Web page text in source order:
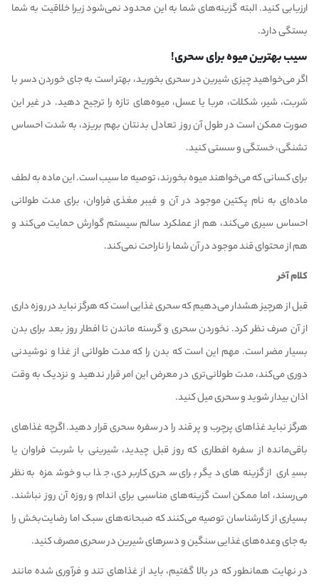
ارزیابی کنید. البته گزینه‌های شما به این محدود نمی‌شود زیرا خلاقیت به شما
بستگی دارد.
سیب بهترین میوه برای سحری!
اگر می‌خواهید چیزی شیرین در سحری بخورید، بهتر است به جای خوردن دسر با
شربت، شیر، شکلات، مربا یا عسل، میوه‌های تازه را ترجیح دهید. در غیر این
صورت ممکن است در طول آن روز تعادل بدنتان بهم بریزد، به شدت احساس
تشنگی، خستگی و سستی کنید.
برای کسانی که می‌خواهند میوه بخورند، توصیه ما سیب است. این ماده به لطف
ماده‌ای به نام پکتین موجود در آن و فیبر مغذی فراوان، برای مدت طولانی
احساس سیری می‌کند، هم از عملکرد سالم سیستم گوارش حمایت می‌کند و
هم از محتوای قند موجود در آن شما را ناراحت نمی‌کند.
کلام آخر
قبل از هرچیز هشدار می‌دهیم که سحری غذایی است که هرگز نباید در روزه داری
از آن صرف نظر کرد. نخوردن سحری و گرسنه ماندن تا افطار روز بعد برای بدن
بسیار مضر است. مهم این است که بدن را که مدت طولانی از غذا و نوشیدنی
دوری می‌کند، مدت طولانی‌تری در معرض این امر قرار ندهید و نزدیک به وقت
اذان بیدار شوید و سحری میل کنید.
هرگز نباید غذا‌های پرچرب و پر قند را در سفره سحری قرار دهید. اگرچه غذا‌های
باقی‌مانده از سفره افطاری که روز قبل چیدید، شیرینی با شربت فراوان یا
بسیاری از گزینه‌های دیگر برای سحری کاربردی، جذاب و خوشمزه به نظر
می‌رسند، اما ممکن است گزینه‌های مناسبی برای اندام و روزه آن روز نباشند.
بسیاری از کارشناسان توصیه می‌کنند که صبحانه‌های سبک اما رضایت‌بخش را
به جای وعده‌های غذایی سنگین و دسر‌های شیرین در سحری مصرف کنید.
در نهایت همانطور که در بالا گفتیم، باید از غذا‌های تند و فرآوری شده مانند